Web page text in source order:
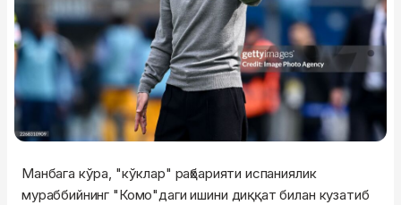
Манбага кўра, "кўклар" раҳбарияти испаниялик
мураббийнинг "Комо"даги ишини диққат билан кузатиб